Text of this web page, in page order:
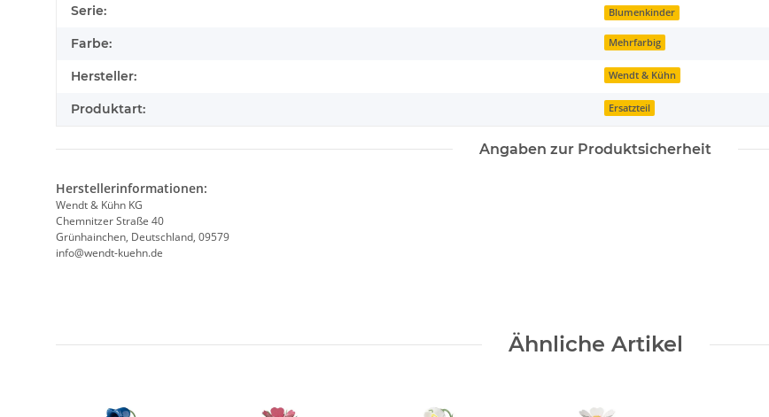
Produkteigenschaft
Wert
Serie: Blumenkinder
Farbe: Mehrfarbig
Hersteller: Wendt & Kühn
Produktart: Ersatzteil
Angaben zur Produktsicherheit
Herstellerinformationen:
Wendt & Kühn KG
Chemnitzer Straße 40
Grünhainchen, Deutschland, 09579
info@wendt-kuehn.de
Ähnliche Artikel